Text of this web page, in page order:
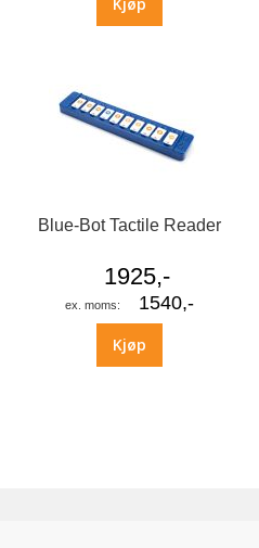
Blue-Bot Tactile Reader
1925,-
1540,-
Kjøp